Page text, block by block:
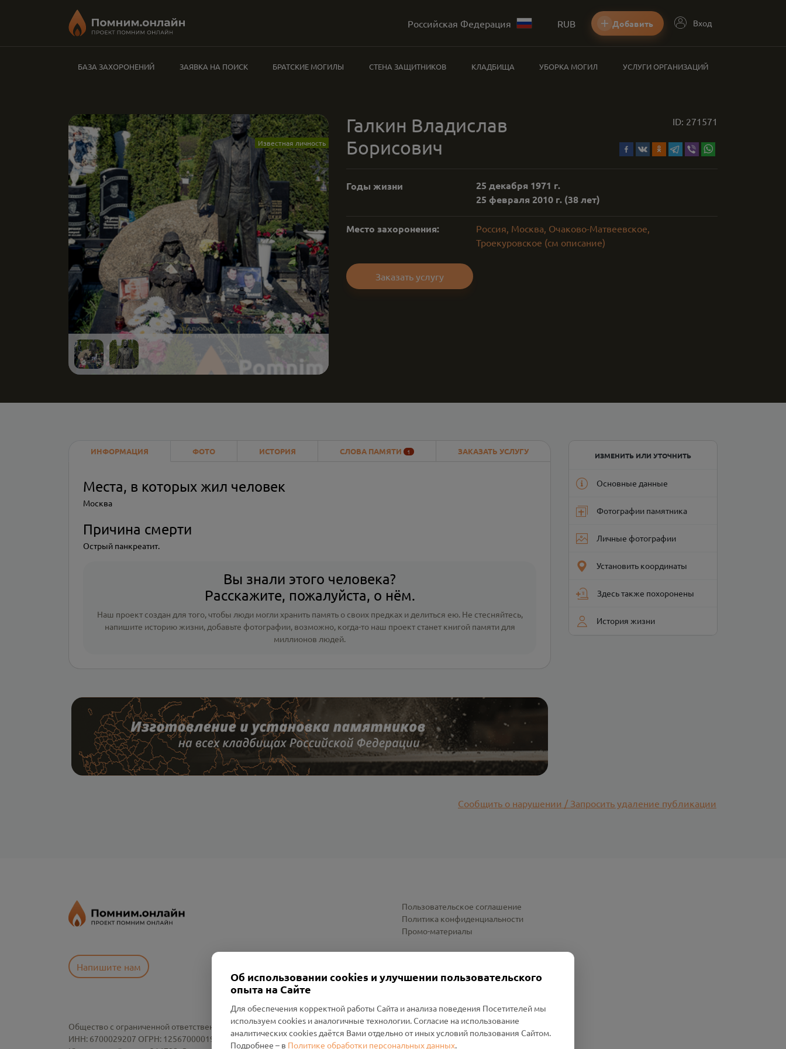
Российская Федерация RUB Добавить Вход
БАЗА ЗАХОРОНЕНИЙ ЗАЯВКА НА ПОИСК БРАТСКИЕ МОГИЛЫ СТЕНА ЗАЩИТНИКОВ КЛАДБИЩА УБОРКА МОГИЛ УСЛУГИ ОРГАНИЗАЦИЙ
Известная личность
Галкин Владислав
Борисович
ID: 271571
Годы жизни
25 декабря 1971 г.
25 февраля 2010 г. (38 лет)
Место захоронения:
Россия, Москва, Очаково-Матвеевское,
Троекуровское (см описание)
Заказать услугу
ИНФОРМАЦИЯ ФОТО ИСТОРИЯ СЛОВА ПАМЯТИ 1 ЗАКАЗАТЬ УСЛУГУ
Места, в которых жил человек
Москва
Причина смерти
Острый панкреатит.
Вы знали этого человека?
Расскажите, пожалуйста, о нём.
Наш проект создан для того, чтобы люди могли хранить память о своих предках и делиться ею. Не стесняйтесь,
напишите историю жизни, добавьте фотографии, возможно, когда-то наш проект станет книгой памяти для
миллионов людей.
ИЗМЕНИТЬ ИЛИ УТОЧНИТЬ
Основные данные
Фотографии памятника
Личные фотографии
Установить координаты
Здесь также похоронены
История жизни
Сообщить о нарушении / Запросить удаление публикации
Напишите нам
Пользовательское соглашение
Политика конфиденциальности
Промо-материалы
Общество с ограниченной ответственностью «Смоленский Проект Помним»
ИНН: 6700029207 ОГРН: 1256700001986
Об использовании cookies и улучшении пользовательского
опыта на Сайте
Для обеспечения корректной работы Сайта и анализа поведения Посетителей мы
используем cookies и аналогичные технологии. Согласие на использование
аналитических cookies даётся Вами отдельно от иных условий пользования Сайтом.
Подробнее – в Политике обработки персональных данных.